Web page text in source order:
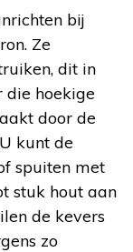
bij
Ze
dit in
die hoekige
door de
kunt de
spuiten met
stuk hout aan
de kevers
zo